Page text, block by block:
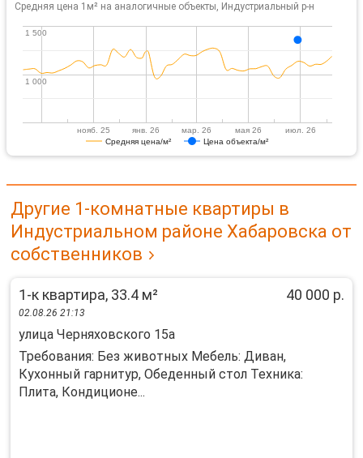
Средняя цена 1м² на аналогичные объекты, Индустриальный р-н
Средняя цена/м² Цена объекта/м²
нояб. 25 янв. 26 мар. 26 мая 26 июл. 26
1 000
1 000
1 500
1 500
Другие 1-комнатные квартиры в
Индустриальном районе Хабаровска от
собственников
1-к квартира, 33.4 м² 40 000 р.
02.08.26 21:13
улица Черняховского 15а
Требования: Без животных Мебель: Диван,
Кухонный гарнитур, Обеденный стол Техника:
Плита, Кондиционе...